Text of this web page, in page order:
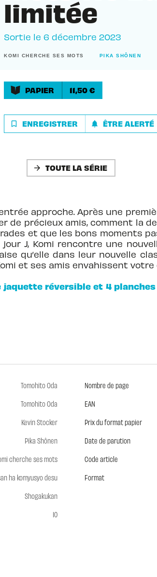
limitée
Sortie le6 décembre 2023
KOMI CHERCHE SES MOTS PIKA SHÔNEN
PAPIER 11,50 €
bookmark_border ENREGISTRER notifications ÊTRE ALERTÉ
arrow_forward TOUTE LA SÉRIE
approche. Après une
de précieux amis, comment la
et que les bons moments
J, Komi rencontre une
qu’elle dans leur nouvelle
et ses amis envahissent votre
réversible et 4
Tomohito Oda
Tomohito Oda
Kevin Stocker
Pika Shônen
cherche ses mots
ha komyusyo desu
Shogakukan
10
Nombre de page
EAN
Prix du format papier
Date de parution
Code article
Format